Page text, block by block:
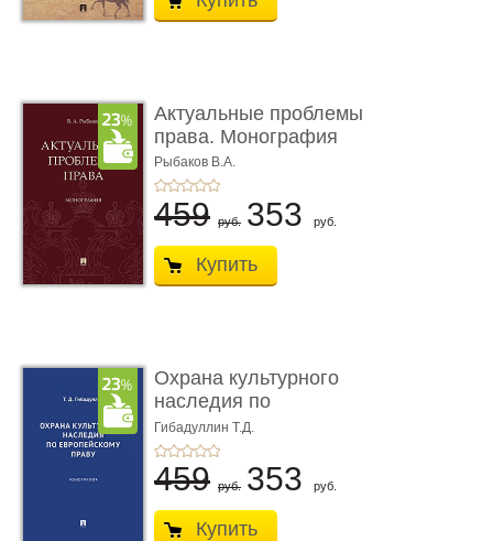
Актуальные проблемы
права. Монография
Рыбаков В.А.
459 руб. 353 руб.
Купить
Охрана культурного
наследия по
европейскому п ...
Гибадуллин Т.Д.
459 руб. 353 руб.
Купить